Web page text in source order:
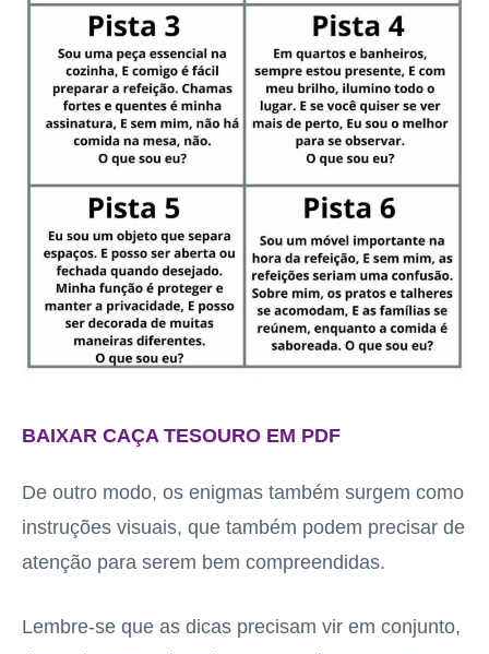
BAIXAR CAÇA TESOURO EM PDF
De outro modo, os enigmas também surgem como
instruções visuais, que também podem precisar de
atenção para serem bem compreendidas.
Lembre-se que as dicas precisam vir em conjunto,